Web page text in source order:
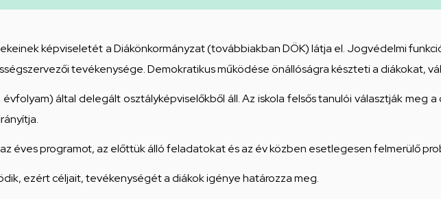
képviseletét a Diákönkormányzat (továbbiakban DÖK) látja el. Jogvédelmi
tevékenysége. Demokratikus működése önállóságra készteti a diákokat,
által delegált osztályképviselőkből áll. Az iskola felsős tanulói választják meg
éves programot, az előttük álló feladatokat és az év közben esetlegesen felmerülő
ezért céljait, tevékenységét a diákok igénye határozza meg.